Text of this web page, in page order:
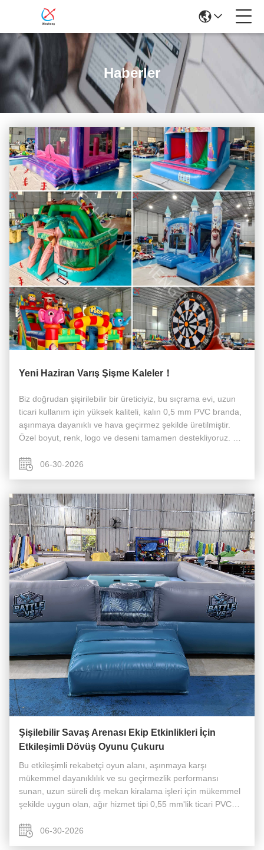
Haberler
Yeni Haziran Varış Şişme Kaleler！
Biz doğrudan şişirilebilir bir üreticiyiz, bu sıçrama evi, uzun
ticari kullanım için yüksek kaliteli, kalın 0,5 mm PVC branda,
aşınmaya dayanıklı ve hava geçirmez şekilde üretilmiştir.
Özel boyut, renk, logo ve deseni tamamen destekliyoruz. CE
06-30-2026
Şişilebilir Savaş Arenası Ekip Etkinlikleri İçin
Etkileşimli Dövüş Oyunu Çukuru
Bu etkileşimli rekabetçi oyun alanı, aşınmaya karşı
mükemmel dayanıklılık ve su geçirmezlik performansı
sunan, uzun süreli dış mekan kiralama işleri için mükemmel
şekilde uygun olan, ağır hizmet tipi 0,55 mm'lik ticari PVC
logolar, mü...
06-30-2026